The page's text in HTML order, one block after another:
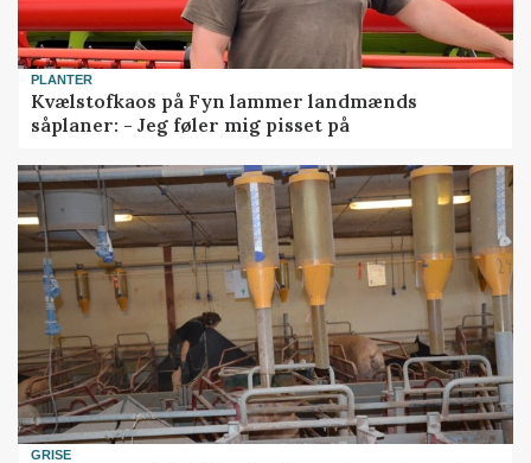
PLANTER
Kvælstofkaos på Fyn lammer landmænds
såplaner: - Jeg føler mig pisset på
GRISE